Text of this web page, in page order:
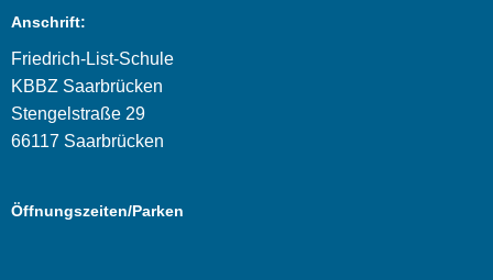
Anschrift:
Friedrich-List-Schule
KBBZ Saarbrücken
Stengelstraße 29
66117 Saarbrücken
Öffnungszeiten/Parken